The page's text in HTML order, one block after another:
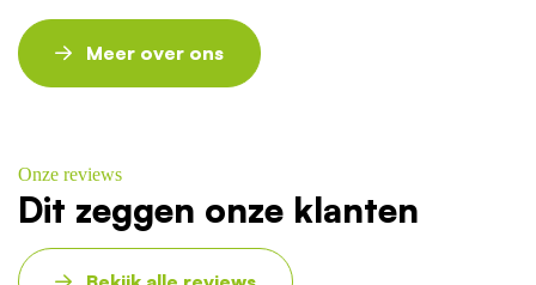
Meer over ons
Onze reviews
Dit zeggen onze klanten